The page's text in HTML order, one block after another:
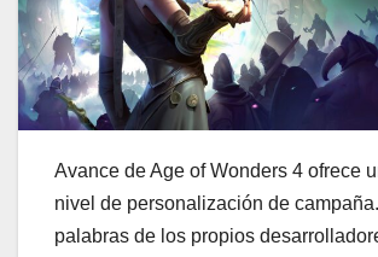
Avance de Age of Wonders 4 ofrece
nivel de personalización de
palabras de los propios